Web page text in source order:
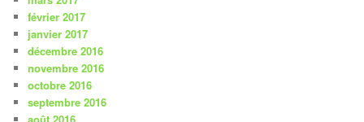
février 2017
janvier 2017
décembre 2016
novembre 2016
octobre 2016
septembre 2016